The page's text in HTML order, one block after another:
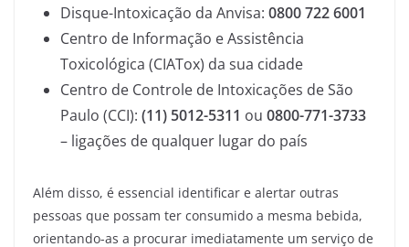
Disque-Intoxicação da Anvisa: 0800 722 6001
Centro de Informação e Assistência
Toxicológica (CIATox) da sua cidade
Centro de Controle de Intoxicações de São
Paulo (CCI): (11) 5012-5311 ou 0800-771-3733
– ligações de qualquer lugar do país
Além disso, é essencial identificar e alertar outras
pessoas que possam ter consumido a mesma bebida,
orientando-as a procurar imediatamente um serviço de